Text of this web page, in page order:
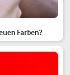
Farben?